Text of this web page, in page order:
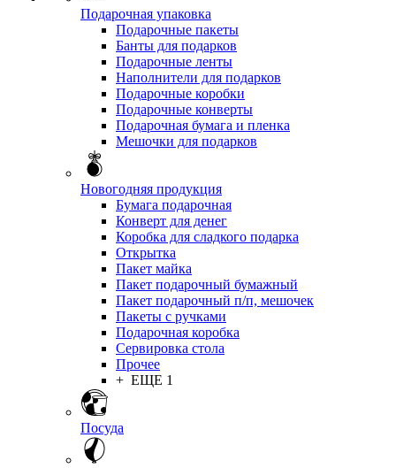
Подарочная упаковка
Подарочные пакеты
Банты для подарков
Подарочные ленты
Наполнители для подарков
Подарочные коробки
Подарочные конверты
Подарочная бумага и пленка
Мешочки для подарков
Новогодняя продукция
Бумага подарочная
Конверт для денег
Коробка для сладкого подарка
Открытка
Пакет майка
Пакет подарочный бумажный
Пакет подарочный п/п, мешочек
Пакеты с ручками
Подарочная коробка
Сервировка стола
Прочее
+ ЕЩЕ 1
Посуда